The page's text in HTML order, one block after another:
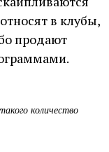
в клубы,
продают
количество